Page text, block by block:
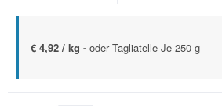
€ 4,92 / kg - oder Tagliatelle Je 250 g